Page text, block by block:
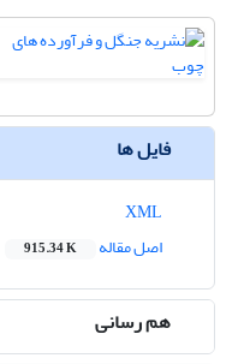
فایل ها
اصل مقاله
915.34 K
هم رسانی